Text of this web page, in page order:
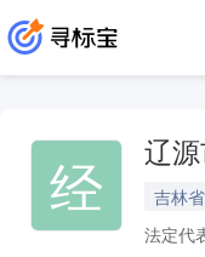
经 辽
吉林
法定代